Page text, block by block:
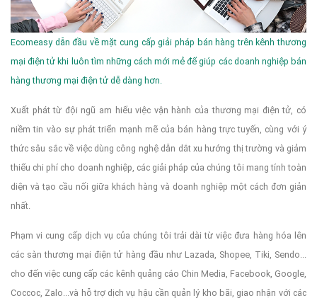
Ecomeasy dẫn đầu về mặt cung cấp giải pháp bán hàng trên kênh thương
mại điện tử khi luôn tìm những cách mới mẻ để giúp các doanh nghiệp bán
hàng thương mại điện tử dễ dàng hơn.
Xuất phát từ đội ngũ am hiểu việc vận hành của thương mại điện tử, có
niềm tin vào sự phát triển mạnh mẽ của bán hàng trực tuyến, cùng với ý
thức sâu sắc về việc dùng công nghệ dẫn dắt xu hướng thị trường và giảm
thiểu chi phí cho doanh nghiệp, các giải pháp của chúng tôi mang tính toàn
diện và tạo cầu nối giữa khách hàng và doanh nghiệp một cách đơn giản
nhất.
Phạm vi cung cấp dịch vụ của chúng tôi trải dài từ việc đưa hàng hóa lên
các sàn thương mại điện tử hàng đầu như Lazada, Shopee, Tiki, Sendo...
cho đến việc cung cấp các kênh quảng cáo Chin Media, Facebook, Google,
Coccoc, Zalo...và hỗ trợ dịch vụ hậu cần quản lý kho bãi, giao nhận với các